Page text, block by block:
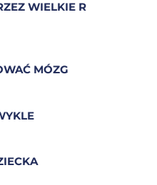
WIELKIE R
MÓZG